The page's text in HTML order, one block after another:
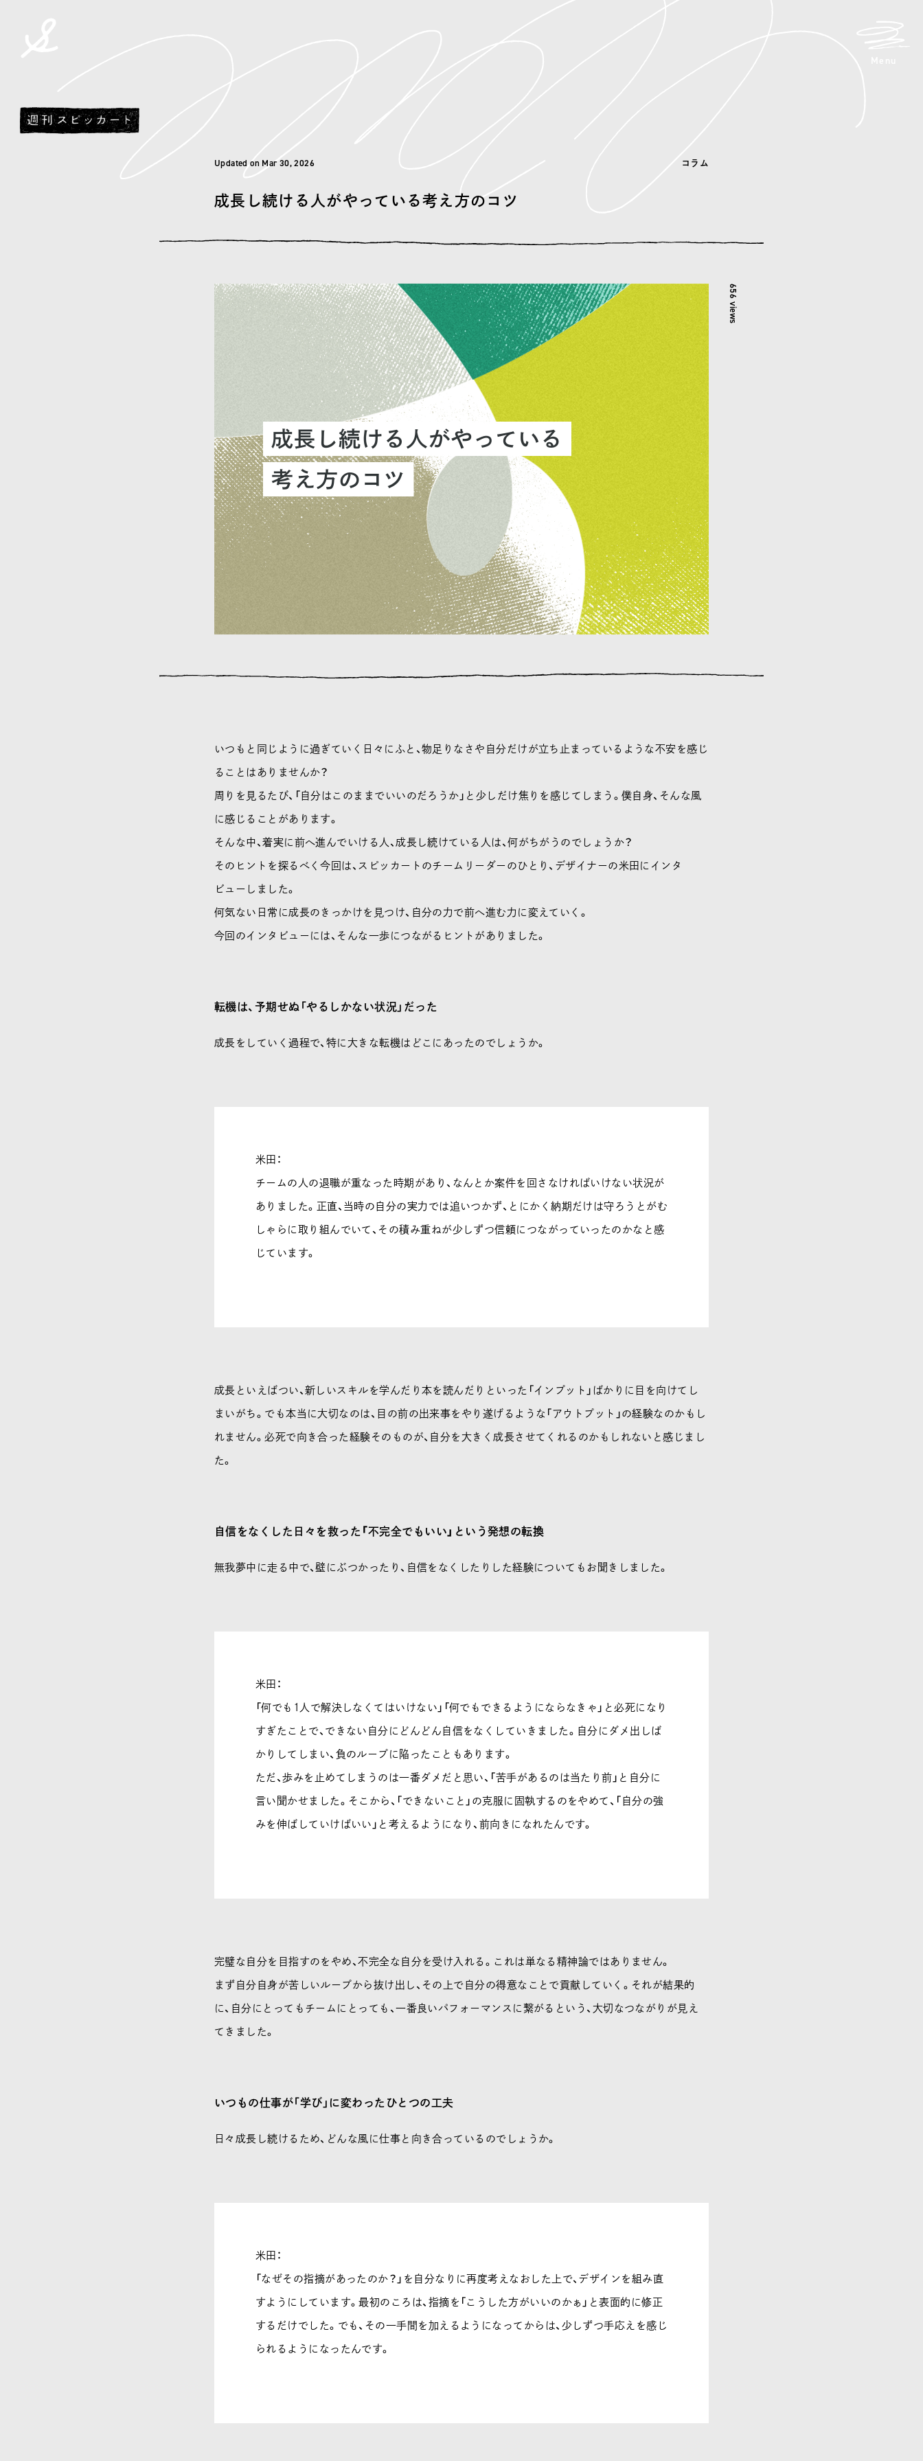
成長し続ける人がやっている考え方のコツ
Updated on Mar 30, 2026 コラム
656 views
いつもと同じように過ぎていく日々にふと、物足りなさや自分だけが立ち止まっているような不安を感じ
ることはありませんか？
周りを見るたび、「自分はこのままでいいのだろうか」と少しだけ焦りを感じてしまう。僕自身、そんな風
に感じることがあります。
そんな中、着実に前へ進んでいける人、成長し続けている人は、何がちがうのでしょうか？
そのヒントを探るべく今回は、スピッカートのチームリーダーのひとり、デザイナーの米田にインタ
ビューしました。
何気ない日常に成長のきっかけを見つけ、自分の力で前へ進む力に変えていく。
今回のインタビューには、そんな一歩につながるヒントがありました。
転機は、予期せぬ「やるしかない状況」だった
成長をしていく過程で、特に大きな転機はどこにあったのでしょうか。
米田：
チームの人の退職が重なった時期があり、なんとか案件を回さなければいけない状況が
ありました。正直、当時の自分の実力では追いつかず、とにかく納期だけは守ろうとがむ
しゃらに取り組んでいて、その積み重ねが少しずつ信頼につながっていったのかなと感
じています。
成長といえばつい、新しいスキルを学んだり本を読んだりといった「インプット」ばかりに目を向けてし
まいがち。でも本当に大切なのは、目の前の出来事をやり遂げるような「アウトプット」の経験なのかもし
れません。必死で向き合った経験そのものが、自分を大きく成長させてくれるのかもしれないと感じまし
た。
自信をなくした日々を救った「不完全でもいい」という発想の転換
無我夢中に走る中で、壁にぶつかったり、自信をなくしたりした経験についてもお聞きしました。
米田：
「何でも1人で解決しなくてはいけない」「何でもできるようにならなきゃ」と必死になり
すぎたことで、できない自分にどんどん自信をなくしていきました。自分にダメ出しば
かりしてしまい、負のループに陥ったこともあります。
ただ、歩みを止めてしまうのは一番ダメだと思い、「苦手があるのは当たり前」と自分に
言い聞かせました。そこから、「できないこと」の克服に固執するのをやめて、「自分の強
みを伸ばしていけばいい」と考えるようになり、前向きになれたんです。
完璧な自分を目指すのをやめ、不完全な自分を受け入れる。これは単なる精神論ではありません。
まず自分自身が苦しいループから抜け出し、その上で自分の得意なことで貢献していく。それが結果的
に、自分にとってもチームにとっても、一番良いパフォーマンスに繋がるという、大切なつながりが見え
てきました。
いつもの仕事が「学び」に変わったひとつの工夫
日々成長し続けるため、どんな風に仕事と向き合っているのでしょうか。
米田：
「なぜその指摘があったのか？」を自分なりに再度考えなおした上で、デザインを組み直
すようにしています。最初のころは、指摘を「こうした方がいいのかぁ」と表面的に修正
するだけでした。でも、その一手間を加えるようになってからは、少しずつ手応えを感じ
られるようになったんです。